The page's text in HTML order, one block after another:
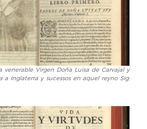
venerable Virgen Doña Luisa de Carvajal y
a Inglaterra y sucessos en aquel reyno Sig: